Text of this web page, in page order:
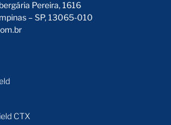
Pereira, 1616
– SP, 13065-010
CTX